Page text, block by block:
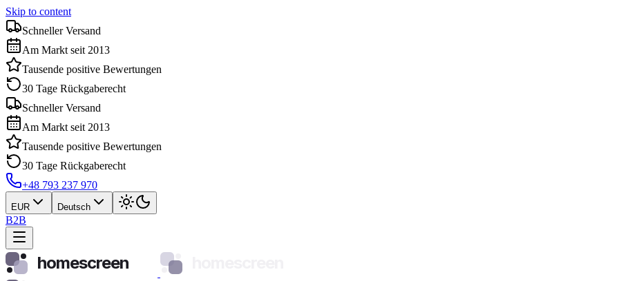
Skip to content
Schneller Versand
Am Markt seit 2013
Tausende positive Bewertungen
30 Tage Rückgaberecht
Schneller Versand
Am Markt seit 2013
Tausende positive Bewertungen
30 Tage Rückgaberecht
+48 793 237 970
EUR Deutsch
B2B
homescreen